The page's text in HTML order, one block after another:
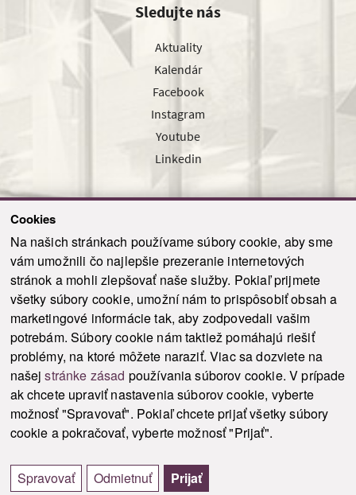
Cookies
Na našich stránkach používame súbory cookie, aby sme
vám umožnili čo najlepšie prezeranie internetových
stránok a mohli zlepšovať naše služby. Pokiaľ prijmete
všetky súbory cookie, umožní nám to prispôsobiť obsah a
marketingové informácie tak, aby zodpovedali vašim
potrebám. Súbory cookie nám taktiež pomáhajú riešiť
problémy, na ktoré môžete naraziť. Viac sa dozviete na
našejstránke zásad používania súborov cookie. V prípade
ak chcete upraviť nastavenia súborov cookie, vyberte
možnosť "Spravovať". Pokiaľ chcete prijať všetky súbory
cookie a pokračovať, vyberte možnosť "Prijať".
Spravovať Odmietnuť Prijať
Sledujte nás
Aktuality
Kalendár
Facebook
Instagram
Youtube
Linkedin
Odoslať
© 2021-2026 ku.sk. Všetky práva vyhradené. Ochrana osobných údajov
Vyhlásenie o prístupnosti |
Admin
This site is protected by reCAPTCHA and the Google Privacy Policy and Terms of
Service
apply.